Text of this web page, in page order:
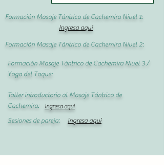
Formación Masaje Tántrico de Cachemira Nivel 1:
Ingresa aquí
Formación Masaje Tántrico de Cachemira Nivel 2:
Formación Masaje Tántrico de Cachemira Nivel 3 /
Yoga del Toque:
Ingresa aquí
Taller introductorio al Masaje Tántrico de
Cachemira:
Sesiones de pareja:
Ingresa aquí